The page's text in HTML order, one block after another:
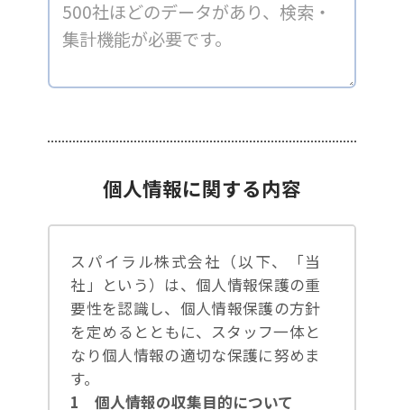
個人情報に関する内容
スパイラル株式会社（以下、「当
社」という）は、個人情報保護の重
要性を認識し、個人情報保護の方針
を定めるとともに、スタッフ一体と
なり個人情報の適切な保護に努めま
す。
1 個人情報の収集目的について